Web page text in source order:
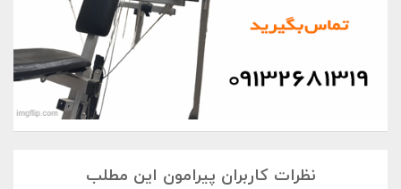
نظرات کاربران پیرامون این مطلب